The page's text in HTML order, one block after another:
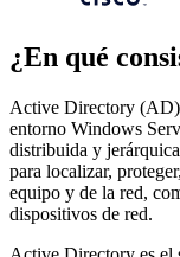
¿En qué
Active Directory (AD)
entorno Windows
distribuida y
para localizar,
equipo y de la red,
dispositivos de red.